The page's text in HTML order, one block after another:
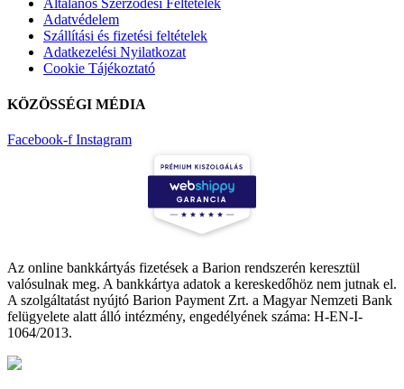
Általános Szerződési Feltételek
Adatvédelem
Szállítási és fizetési feltételek
Adatkezelési Nyilatkozat
Cookie Tájékoztató
KÖZÖSSÉGI MÉDIA
Facebook-f Instagram
Az online bankkártyás fizetések a Barion rendszerén keresztül
valósulnak meg. A bankkártya adatok a kereskedőhöz nem jutnak el.
A szolgáltatást nyújtó Barion Payment Zrt. a Magyar Nemzeti Bank
felügyelete alatt álló intézmény, engedélyének száma: H-EN-I-
1064/2013.